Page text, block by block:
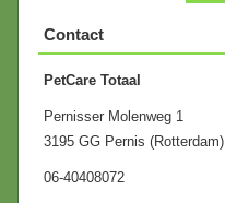
Contact
PetCare Totaal
Pernisser Molenweg 1
3195 GG Pernis (Rotterdam)
06-40408072